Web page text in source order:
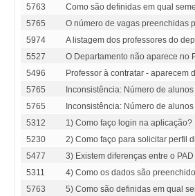
5763
Como são definidas em qual
5765
O número de vagas preenchidas
5974
A listagem dos professores do
5527
O Departamento não aparece no
5496
Professor à contratar - aparecem
5765
Inconsistência: Número de
5765
Inconsistência: Número de
5312
1) Como faço login na aplicação?
5230
2) Como faço para solicitar perfil
5477
3) Existem diferenças entre o
5311
4) Como os dados são
5763
5) Como são definidas em qual